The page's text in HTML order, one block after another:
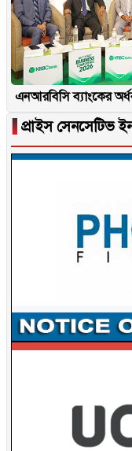
এনআরবিসি ব্যাংকের
▐ প্রাইস সেনসেটিভ